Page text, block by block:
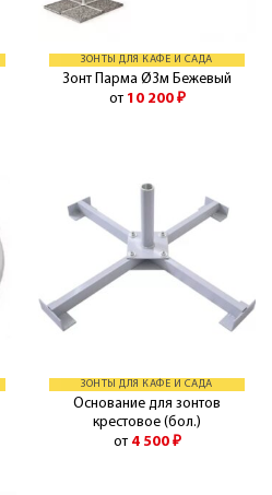
ЗОНТЫ ДЛЯ КАФЕ И САДА
Зонт Парма Ø3м Бежевый
от 10 200 ₽
ЗОНТЫ ДЛЯ КАФЕ И САДА
Основание для зонтов
крестовое (бол.)
от 4 500 ₽